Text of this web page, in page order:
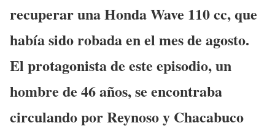
recuperar una Honda Wave 110 cc, que
había sido robada en el mes de agosto.
El protagonista de este episodio, un
hombre de 46 años, se encontraba
circulando por Reynoso y Chacabuco